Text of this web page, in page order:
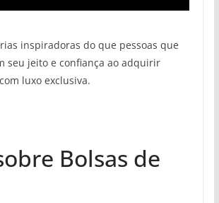
inspiradoras do que pessoas que
seu jeito e confiança ao adquirir
luxo exclusiva.
Bolsas de